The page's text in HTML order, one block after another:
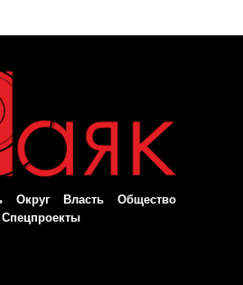
Округ Власть
Общество
Спецпроекты